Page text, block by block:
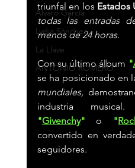
Álvaro García
Lydia Sánchez
La Llave
ANTONIO ROMERO
triunfal en los Estados
todas las entradas
menos de 24 horas.
Con su último álbum "
se ha posicionado en
mundiales,
industria
"Givenchy" o "
convertido en
seguidores.